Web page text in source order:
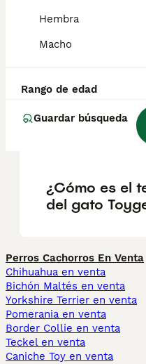
Hembra
Macho
Rango de edad
Guardar búsqueda
¿Qué es un
¿Cómo es el
del gato
Perros Cachorros En Venta
Chihuahua en venta
Bichón Maltés en venta
Yorkshire Terrier en venta
Pomerania en venta
Border Collie en venta
Teckel en venta
Caniche Toy en venta